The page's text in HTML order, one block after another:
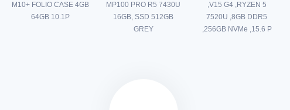
M10+ FOLIO CASE 4GB
64GB 10.1P
MP100 PRO R5 7430U
16GB, SSD 512GB
GREY
,V15 G4 ,RYZEN 5
7520U ,8GB DDR5
,256GB NVMe ,15.6 P